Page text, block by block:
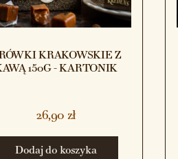
KRAKOWSKIE Z
150G - KARTONIK
26,90 zł
Dodaj do koszyka